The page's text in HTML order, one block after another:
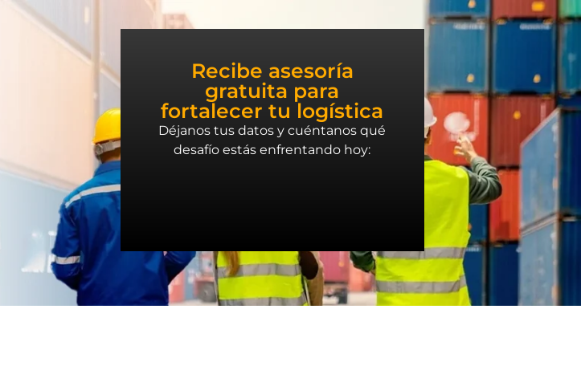
Recibe asesoría
gratuita para
fortalecer tu logística
Déjanos tus datos y cuéntanosqué
desafío estás enfrentando hoy: